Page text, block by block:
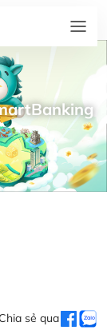
Chia sẻ qua